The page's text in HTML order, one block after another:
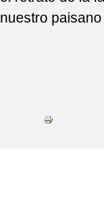
COLORISTAS
FORMACIÓN
nuestro